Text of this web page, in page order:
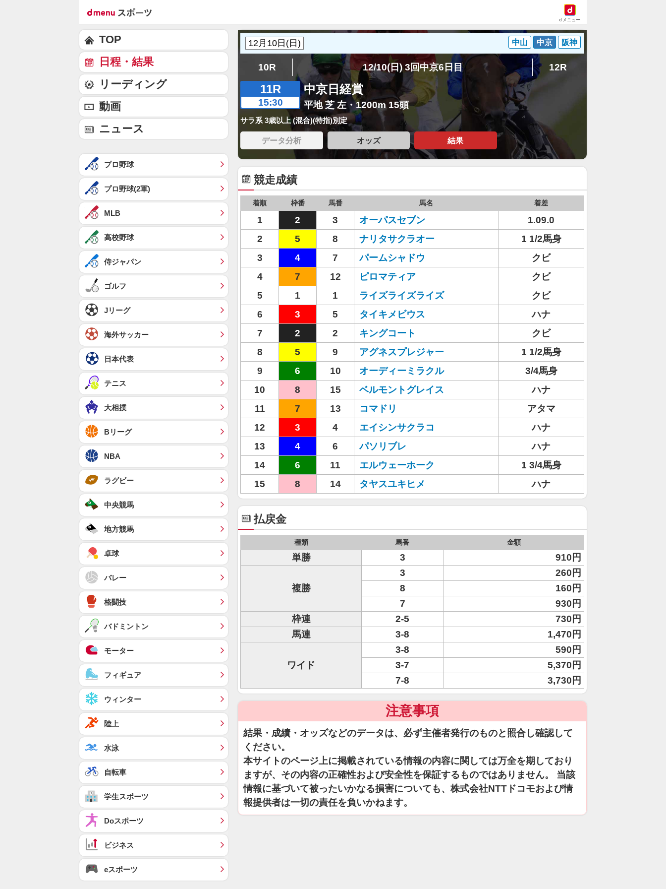
dメニュー
中山 中京 阪神
10R 12/10(日) 3回中京6日目 12R
11R
15:30
中京日経賞
平地 芝 左・1200m 15頭
サラ系 3歳以上 (混合)(特指)別定
データ分析 オッズ 結果
競走成績
着順 枠番 馬番 馬名 着差
1 2 3 オーパスセブン
1.09.0
2
5 8 ナリタサクラオー
1 1/2馬身
3
4 7 パームシャドウ
クビ
4
7 12 ピロマティア
クビ
5
1 1 ライズライズライズ
クビ
6
3 5 タイキメビウス
ハナ
7
2 2 キングコート
クビ
8
5 9 アグネスプレジャー
1 1/2馬身
9
6 10 オーディーミラクル
3/4馬身
10
8 15 ベルモントグレイス
ハナ
11
7 13 コマドリ
アタマ
12
3 4 エイシンサクラコ
ハナ
13
4 6 パソリブレ
ハナ
14
6 11 エルウェーホーク
1 3/4馬身
15
8 14 タヤスユキヒメ ハナ
払戻金
種類 馬番 金額
単勝 3 910円
複勝
3
260円
8
160円
7
930円
枠連
2-5
730円
馬連
3-8 1,470円
ワイド
3-8
590円
3-7
5,370円
7-8
3,730円
注意事項
結果・成績・オッズなどのデータは、必ず主催者発行のものと照合し確認して
ください。
本サイトのページ上に掲載されている情報の内容に関しては万全を期しており
ますが、その内容の正確性および安全性を保証するものではありません。 当該
情報に基づいて被ったいかなる損害についても、株式会社NTTドコモおよび情
報提供者は一切の責任を負いかねます。
TOP
日程・結果
リーディング
動画
ニュース
プロ野球
プロ野球(2軍)
MLB
高校野球
侍ジャパン
ゴルフ
Jリーグ
海外サッカー
日本代表
テニス
大相撲
Bリーグ
NBA
ラグビー
中央競馬
地方競馬
卓球
バレー
格闘技
バドミントン
モーター
フィギュア
ウィンター
陸上
水泳
自転車
学生スポーツ
Doスポーツ
ビジネス
eスポーツ